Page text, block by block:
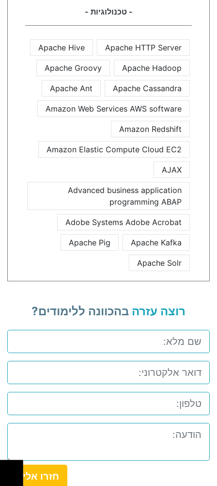
- טכנולוגיות -
Apache HTTP Server
Apache Hive
Apache Hadoop
Apache Groovy
Apache Cassandra
Apache Ant
Amazon Web Services AWS software
Amazon Redshift
Amazon Elastic Compute Cloud EC2
AJAX
Advanced business application
programming ABAP
Adobe Systems Adobe Acrobat
Apache Kafka
Apache Pig
Apache Solr
רוצה עזרה בהכוונה ללימודים?
חזרו אלי